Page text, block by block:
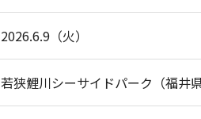
2026.6.9（火）
若狭鯉川シーサイドパーク（福井県